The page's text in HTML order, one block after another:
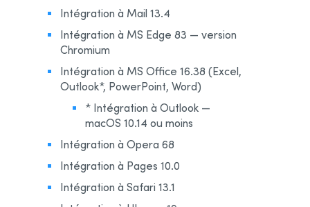
Intégration à Mail 13.4
Intégration à MS Edge 83 — version
Chromium
Intégration à MS Office 16.38 (Excel,
Outlook*, PowerPoint, Word)
* Intégration à Outlook —
macOS 10.14 ou moins
Intégration à Opera 68
Intégration à Pages 10.0
Intégration à Safari 13.1